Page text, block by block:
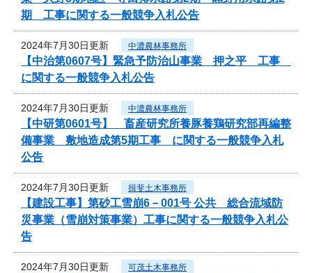
期 工事に関する一般競争入札公告
2024年7月30日更新 中濃農林事務所
【中治第0607号】緊急予防治山事業 押之平 工事
に関する一般競争入札公告
2024年7月30日更新 中濃農林事務所
【中研第0601号】 畜産研究所養豚養鶏研究部再編整
備事業 敷地造成第5期工事 に関する一般競争入札
公告
2024年7月30日更新 揖斐土木事務所
【建設工事】第砂工雪崩6－001号 公共 総合流域防
災事業（雪崩対策事業）工事に関する一般競争入札公
告
2024年7月30日更新 可茂土木事務所